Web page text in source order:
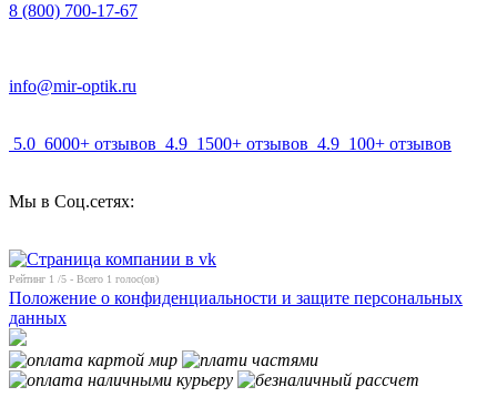
8 (800) 700-17-67
info@mir-optik.ru
5.0 6000+ отзывов 4.9 1500+ отзывов 4.9 100+ отзывов
Мы в Соц.сетях:
Рейтинг 1 /5 - Всего 1 голос(ов)
Положение о конфиденциальности и защите персональных
данных